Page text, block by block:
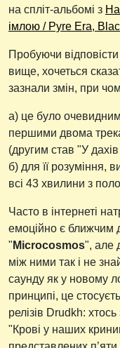
на спліт-альбомі з
імлою / Pyre Era,
Пробуючи
вище, хочеться
зазнали змін, при
а) це було
першими двома
(другим став "У
б) для її розуміння,
всі 43 хвилини з
Часто в інтернеті
емоційно є ближчим
" Microcosmos", але
між ними так і не
саунду як у новому
принципі, це
релізів Drudkh:
"Крові у наших